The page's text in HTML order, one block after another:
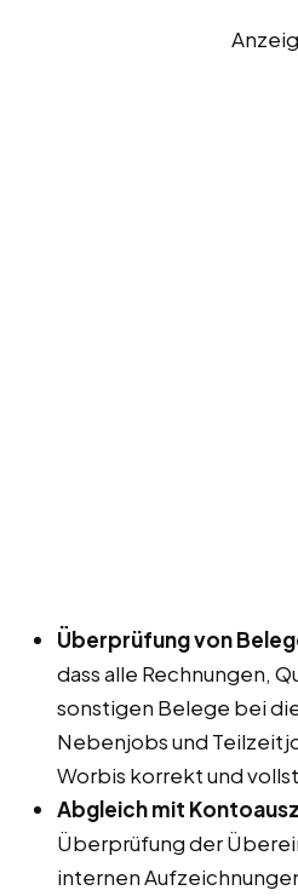
Überprüfung von
dass alle Rechnungen,
sonstigen Belege bei
Nebenjobs und
Worbis korrekt und
Abgleich mit
Überprüfung der
internen